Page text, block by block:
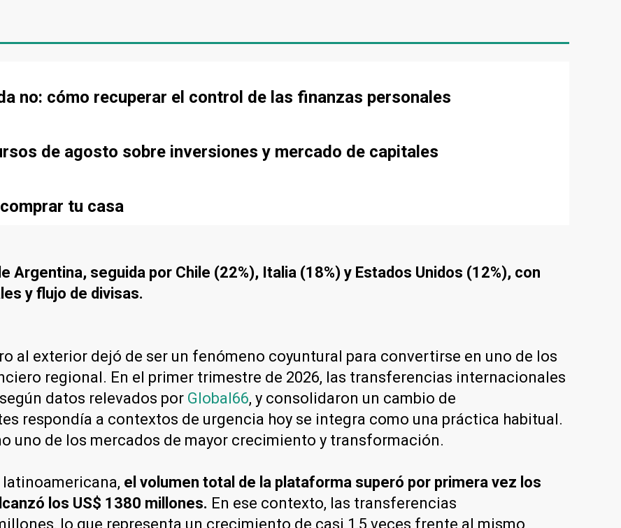
no: cómo recuperar el control de las finanzas personales
de agosto sobre inversiones y mercado de capitales
tu casa
Argentina, seguida por Chile (22%), Italia (18%) y Estados Unidos (12%), con
y flujo de divisas.
al exterior dejó de ser un fenómeno coyuntural para convertirse en uno de los
regional. En el primer trimestre de 2026, las transferencias internacionales
datos relevados por Global66, y consolidaron un cambio de
respondía a contextos de urgencia hoy se integra como una práctica habitual.
uno de los mercados de mayor crecimiento y transformación.
el volumen total de la plataforma superó por primera vez los
los US$ 1380 millones. En ese contexto, las transferencias
lo que representa un crecimiento de casi 1,5 veces frente al mismo